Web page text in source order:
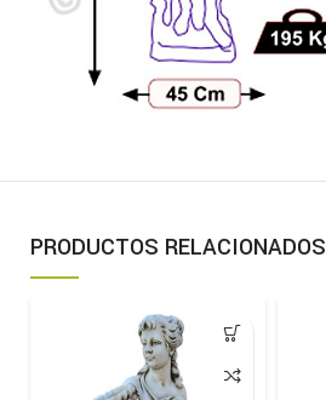
PRODUCTOS RELACIONADOS